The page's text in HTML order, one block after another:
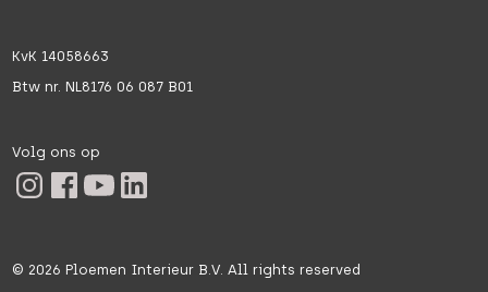
KvK 14058663
Btw nr. NL8176 06 087 B01
Volg ons op
© 2026 Ploemen Interieur B.V. All rights reserved